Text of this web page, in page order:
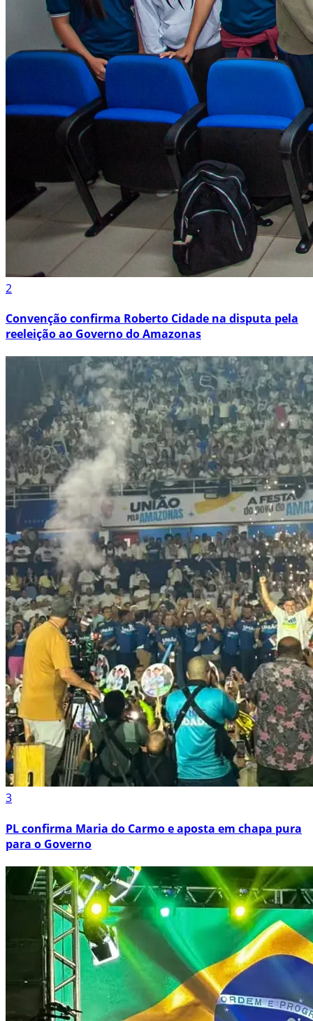
2
Convenção confirma Roberto Cidade na disputa pela
reeleição ao Governo do Amazonas
3
PL confirma Maria do Carmo e aposta em chapa pura
para o Governo